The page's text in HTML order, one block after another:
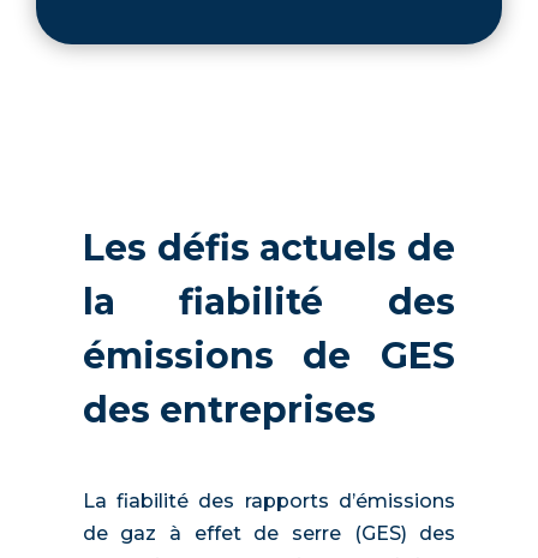
Les défis actuels de
la fiabilité des
émissions de GES
des entreprises
La fiabilité des rapports d’émissions
de gaz à effet de serre (GES) des